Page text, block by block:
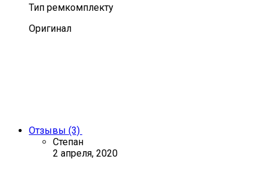
Тип ремкомплекту
Оригинал
Отзывы (3)
Степан
2 апреля, 2020